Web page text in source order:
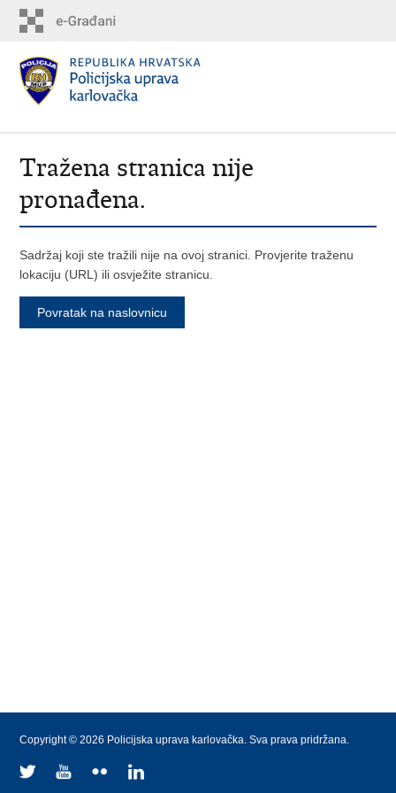
Tražena stranica nije
pronađena.
Sadržaj koji ste tražili nije na ovoj stranici. Provjerite traženu
lokaciju (URL) ili osvježite stranicu.
Povratak na naslovnicu
Copyright © 2026 Policijska uprava karlovačka. Sva prava pridržana.